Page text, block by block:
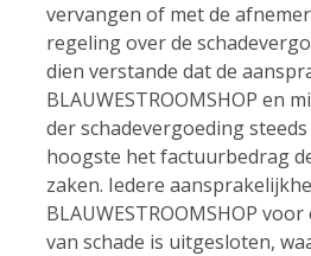
vervangen of met de
regeling over de
dien verstande dat de
BLAUWESTROOMSHOP en
der schadevergoeding
hoogste het factuurbedrag
zaken. Iedere
BLAUWESTROOMSHOP
van schade is uitgesloten,